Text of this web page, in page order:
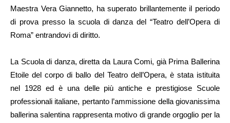
Maestra Vera Giannetto, ha superato brillantemente il periodo
di prova presso la scuola di danza del “Teatro dell’Opera di
Roma” entrandovi di diritto.
La Scuola di danza, diretta da Laura Comi, già Prima Ballerina
Etoile del corpo di ballo del Teatro dell’Opera, è stata istituita
nel 1928 ed è una delle più antiche e prestigiose Scuole
professionali italiane, pertanto l’ammissione della giovanissima
ballerina salentina rappresenta motivo di grande orgoglio per la